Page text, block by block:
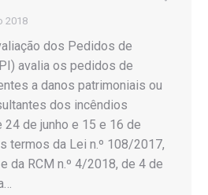
2018
dos Pedidos de
avalia os pedidos de
a danos patrimoniais ou
dos incêndios
de junho e 15 e 16 de
termos da Lei n.º 108/2017,
da RCM n.º 4/2018, de 4 de